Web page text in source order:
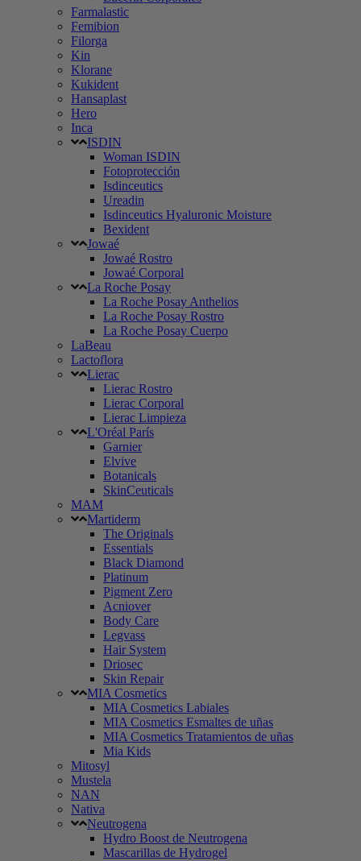
Farmalastic
Femibion
Filorga
Kin
Klorane
Kukident
Hansaplast
Hero
Inca
ISDIN
Woman ISDIN
Fotoprotección
Isdinceutics
Ureadin
Isdinceutics Hyaluronic Moisture
Bexident
Jowaé
Jowaé Rostro
Jowaé Corporal
La Roche Posay
La Roche Posay Anthelios
La Roche Posay Rostro
La Roche Posay Cuerpo
LaBeau
Lactoflora
Lierac
Lierac Rostro
Lierac Corporal
Lierac Limpieza
L'Oréal París
Garnier
Elvive
Botanicals
SkinCeuticals
MAM
Martiderm
The Originals
Essentials
Black Diamond
Platinum
Pigment Zero
Acniover
Body Care
Legvass
Hair System
Driosec
Skin Repair
MIA Cosmetics
MIA Cosmetics Labiales
MIA Cosmetics Esmaltes de uñas
MIA Cosmetics Tratamientos de uñas
Mia Kids
Mitosyl
Mustela
NAN
Nativa
Neutrogena
Hydro Boost de Neutrogena
Mascarillas de Hydrogel